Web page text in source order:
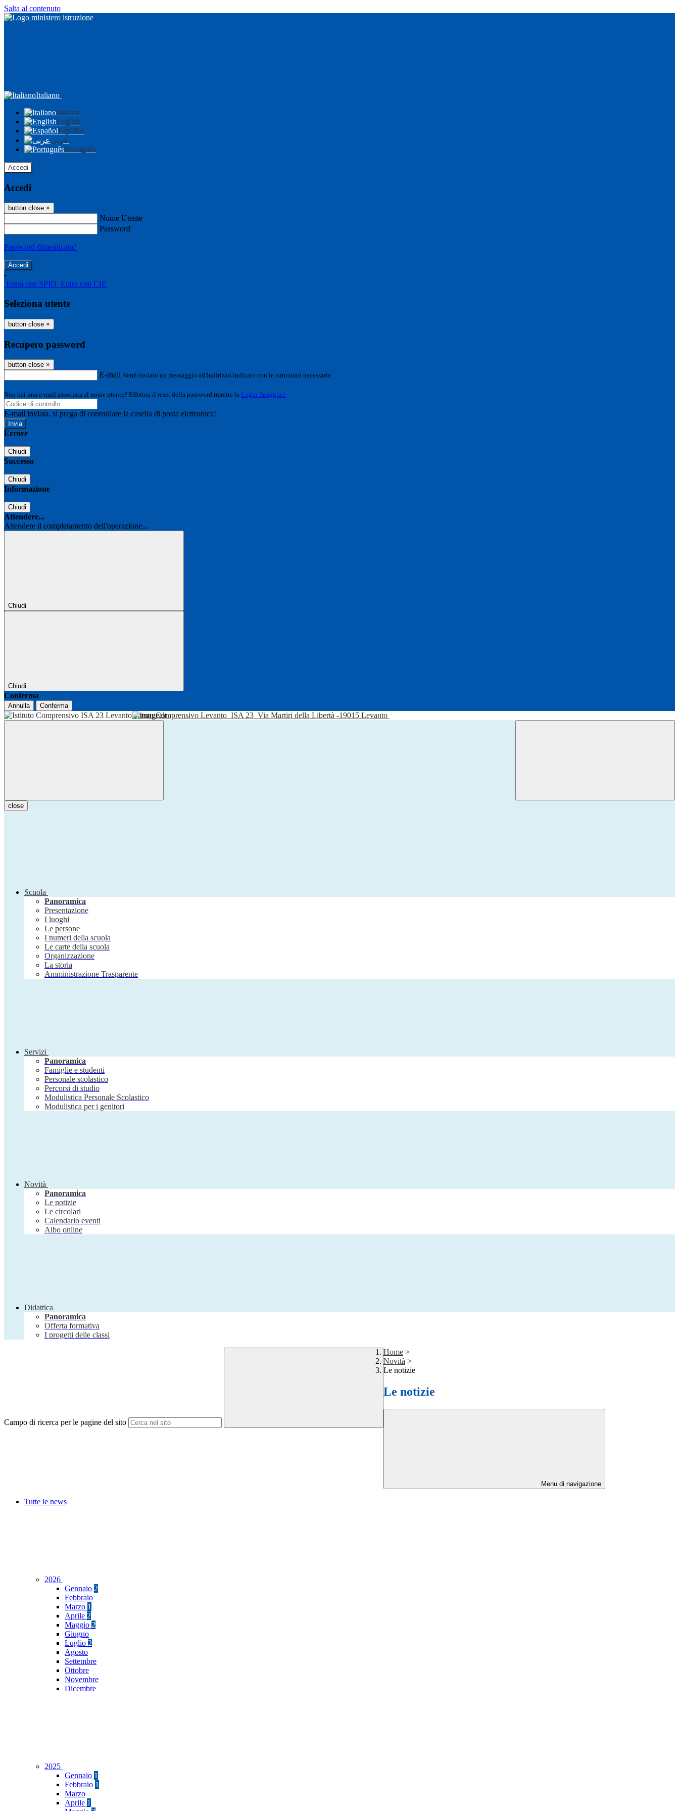
Salta al contenuto
Italiano
Italiano
English
Español
عربى
Português
Accedi
Accedi
button close ×
Nome Utente
Password
Password dimenticata?
-
Entra con SPID Entra con CIE
Seleziona utente
button close ×
Recupero password
button close ×
E-mail Verrà inviato un messaggio all'indirizzo indicato con le istruzioni necessarie.
Non hai una e-mail associata al nome utente? Effettua il reset della password tramite la Login Spaggiari
E-mail inviata, si prega di controllare la casella di posta elettronica!
Errore
Chiudi
Successo
Chiudi
Informazione
Chiudi
Attendere...
Attendere il completamento dell'operazione...
Chiudi
Chiudi
Conferma
Annulla Conferma
Istituto Comprensivo Levanto ISA 23 Via Martiri della Libertà -19015 Levanto
close
Scuola
Panoramica
Presentazione
I luoghi
Le persone
I numeri della scuola
Le carte della scuola
Organizzazione
La storia
Amministrazione Trasparente
Servizi
Panoramica
Famiglie e studenti
Personale scolastico
Percorsi di studio
Modulistica Personale Scolastico
Modulistica per i genitori
Novità
Panoramica
Le notizie
Le circolari
Calendario eventi
Albo online
Didattica
Panoramica
Offerta formativa
I progetti delle classi
Campo di ricerca per le pagine del sito
Home >
Novità >
Le notizie
Le notizie
Menu di navigazione
Tutte le news
2026
Gennaio 2
Febbraio
Marzo 1
Aprile 2
Maggio 2
Giugno
Luglio 2
Agosto
Settembre
Ottobre
Novembre
Dicembre
2025
Gennaio 1
Febbraio 1
Marzo
Aprile 1